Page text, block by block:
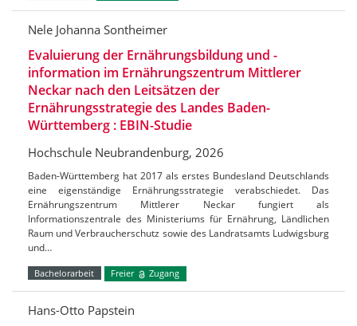
Nele Johanna Sontheimer
Evaluierung der Ernährungsbildung und -
information im Ernährungszentrum Mittlerer
Neckar nach den Leitsätzen der
Ernährungsstrategie des Landes Baden-
Württemberg : EBIN-Studie
Hochschule Neubrandenburg, 2026
Baden-Württemberg hat 2017 als erstes Bundesland Deutschlands
eine eigenständige Ernährungsstrategie verabschiedet. Das
Ernährungszentrum Mittlerer Neckar fungiert als
Informationszentrale des Ministeriums für Ernährung, Ländlichen
Raum und Verbraucherschutz sowie des Landratsamts Ludwigsburg
und…
Bachelorarbeit Freier Zugang
Hans-Otto Papstein